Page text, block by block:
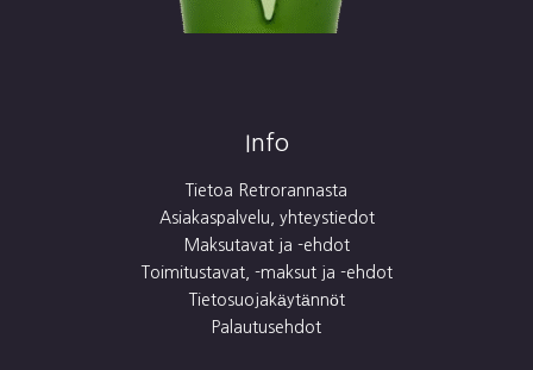
Info
Tietoa Retrorannasta
Asiakaspalvelu, yhteystiedot
Maksutavat ja -ehdot
Toimitustavat, -maksut ja -ehdot
Tietosuojakäytännöt
Palautusehdot